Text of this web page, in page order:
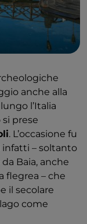
anche alla
l’Italia
prese
. L’occasione fu
infatti – soltanto
Baia, anche
flegrea – che
il secolare
come